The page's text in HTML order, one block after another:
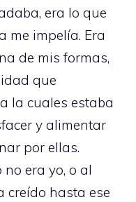
era lo que
me impelía. Era
de mis formas,
que
la cuales estaba
y alimentar
por ellas.
era yo, o al
creído hasta ese